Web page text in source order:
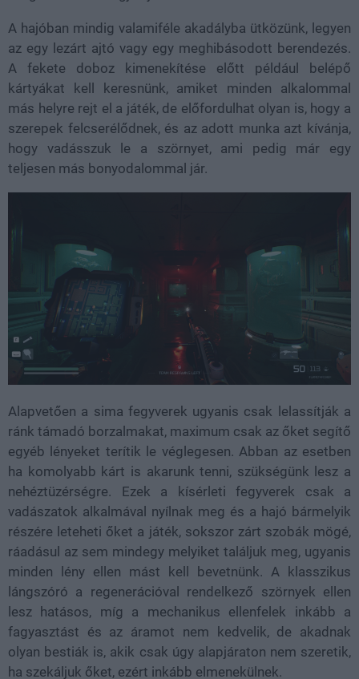
A hajóban mindig valamiféle akadályba ütközünk, legyen
az egy lezárt ajtó vagy egy meghibásodott berendezés.
A fekete doboz kimenekítése előtt például belépő
kártyákat kell keresnünk, amiket minden alkalommal
más helyre rejt el a játék, de előfordulhat olyan is, hogy a
szerepek felcserélődnek, és az adott munka azt kívánja,
hogy vadásszuk le a szörnyet, ami pedig már egy
teljesen más bonyodalommal jár.
Alapvetően a sima fegyverek ugyanis csak lelassítják a
ránk támadó borzalmakat, maximum csak az őket segítő
egyéb lényeket terítik le véglegesen. Abban az esetben
ha komolyabb kárt is akarunk tenni, szükségünk lesz a
nehéztüzérségre. Ezek a kísérleti fegyverek csak a
vadászatok alkalmával nyílnak meg és a hajó bármelyik
részére leteheti őket a játék, sokszor zárt szobák mögé,
ráadásul az sem mindegy melyiket találjuk meg, ugyanis
minden lény ellen mást kell bevetnünk. A klasszikus
lángszóró a regenerációval rendelkező szörnyek ellen
lesz hatásos, míg a mechanikus ellenfelek inkább a
fagyasztást és az áramot nem kedvelik, de akadnak
olyan bestiák is, akik csak úgy alapjáraton nem szeretik,
ha szekáljuk őket, ezért inkább elmenekülnek.